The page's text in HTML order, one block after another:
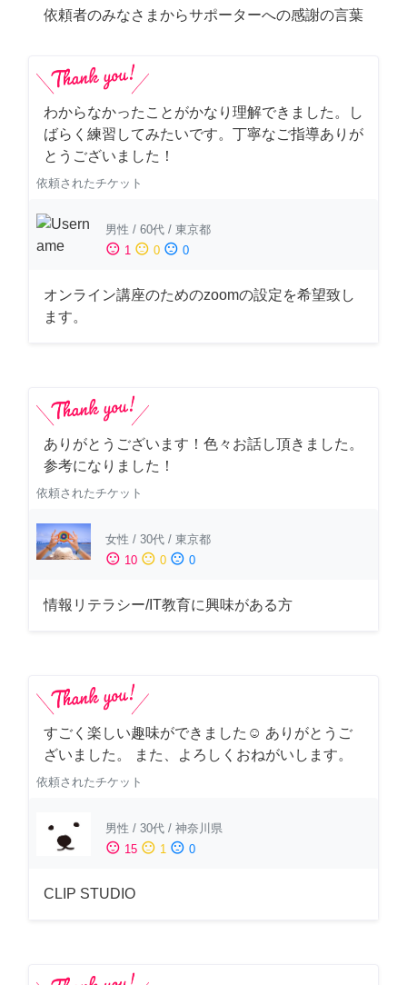
依頼者のみなさまからサポーターへの感謝の言葉
わからなかったことがかなり理解できました。し
ばらく練習してみたいです。丁寧なご指導ありが
とうございました！
依頼されたチケット
男性 / 60代 / 東京都
sentiment_satisfied 1 sentiment_neutral 0 sentiment_dissatisfied 0
オンライン講座のためのzoomの設定を希望致し
ます。
ありがとうございます！色々お話し頂きました。
参考になりました！
依頼されたチケット
女性 / 30代 / 東京都
sentiment_satisfied 10 sentiment_neutral 0 sentiment_dissatisfied 0
情報リテラシー/IT教育に興味がある方
すごく楽しい趣味ができました☺︎ ありがとうご
ざいました。 また、よろしくおねがいします。
依頼されたチケット
男性 / 30代 / 神奈川県
sentiment_satisfied 15 sentiment_neutral 1 sentiment_dissatisfied 0
CLIP STUDIO